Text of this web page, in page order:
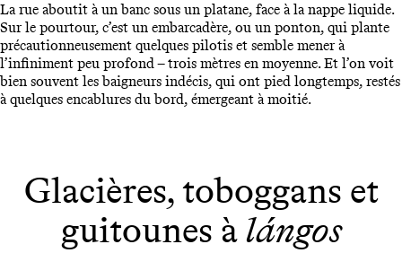
La rue aboutit à un banc sous un platane, face à la nappe liquide.
Sur le pourtour, c’est un embarcadère, ou un ponton, qui plante
précautionneusement quelques pilotis et semble mener à
l’infiniment peu profond – trois mètres en moyenne. Et l’on voit
bien souvent les baigneurs indécis, qui ont pied longtemps, restés
à quelques encablures du bord, émergeant à moitié.
Glacières, toboggans et
guitounes àlángos